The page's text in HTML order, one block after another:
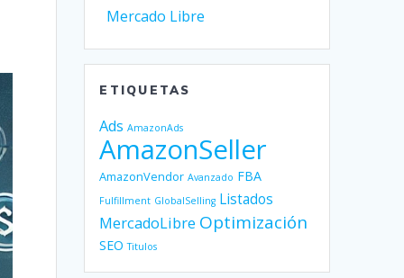
Mercado Libre
ETIQUETAS
Ads AmazonAds
AmazonSeller
AmazonVendor Avanzado FBA
Fulfillment GlobalSelling Listados
MercadoLibre Optimización
SEO Titulos